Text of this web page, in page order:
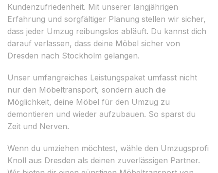
Kundenzufriedenheit. Mit unserer langjährigen
Erfahrung und sorgfältiger Planung stellen wir sicher,
dass jeder Umzug reibungslos abläuft. Du kannst dich
darauf verlassen, dass deine Möbel sicher von
Dresden nach Stockholm gelangen.
Unser umfangreiches Leistungspaket umfasst nicht
nur den Möbeltransport, sondern auch die
Möglichkeit, deine Möbel für den Umzug zu
demontieren und wieder aufzubauen. So sparst du
Zeit und Nerven.
Wenn du umziehen möchtest, wähle den Umzugsprofi
Knoll aus Dresden als deinen zuverlässigen Partner.